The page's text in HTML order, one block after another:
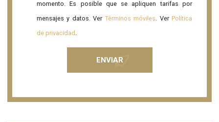
momento. Es posible que se apliquen tarifas por
mensajes y datos. Ver Términos móviles . VerPolítica
de privacidad